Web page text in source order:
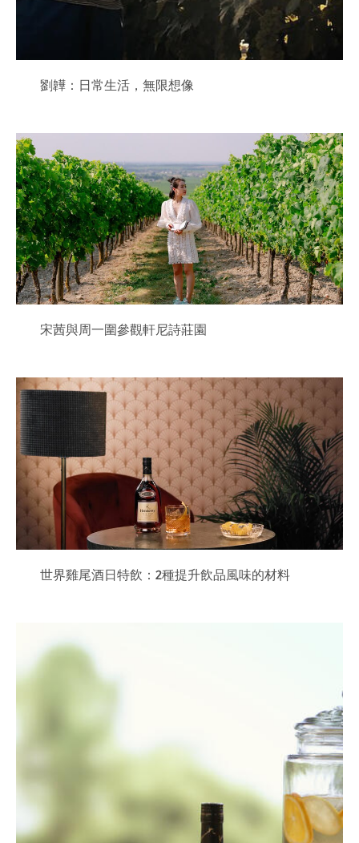
劉韡：日常生活，無限想像
宋茜與周一圍參觀軒尼詩莊園
世界雞尾酒日特飲：2種提升飲品風味的材料